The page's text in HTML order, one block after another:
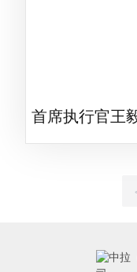
首席执行官王